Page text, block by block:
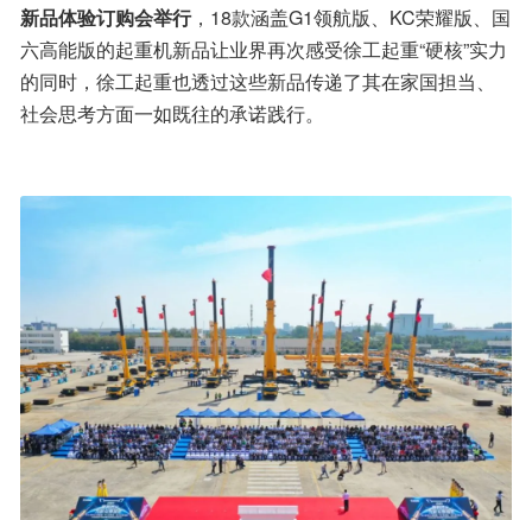
新品体验订购会举行，18款涵盖G1领航版、KC荣耀版、国
六高能版的起重机新品让业界再次感受徐工起重“硬核”实力
的同时，徐工起重也透过这些新品传递了其在家国担当、
社会思考方面一如既往的承诺践行。